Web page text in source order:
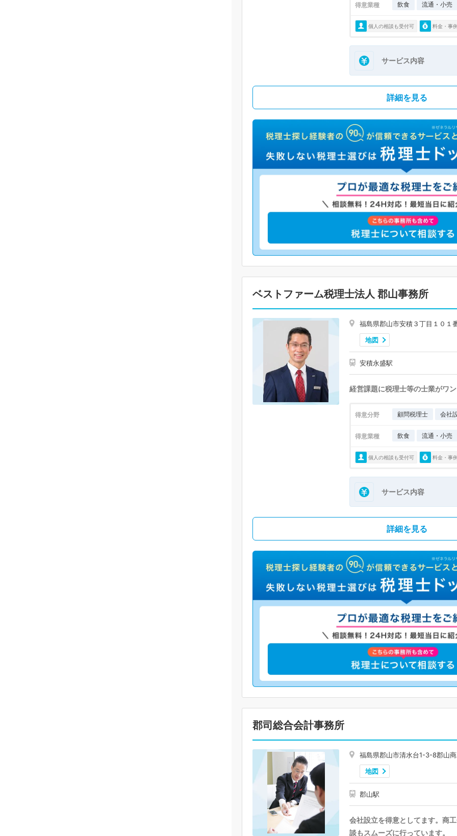
得意業種 飲食 流通・小売
個人の相談も受付可 料金・事
サービス内容
詳細を見る
ベストファーム税理士法人 郡山事務所
福島県郡山市安積３丁目１０１
地図
安積永盛駅
経営課題に税理士等の士業がワ
得意分野 顧問税理士 会社
得意業種 飲食 流通・小売
個人の相談も受付可 料金・事
サービス内容
詳細を見る
郡司総合会計事務所
福島県郡山市清水台1-3-8郡山
地図
郡山駅
会社設立を得意としてます。商
談もスムーズに行っています。